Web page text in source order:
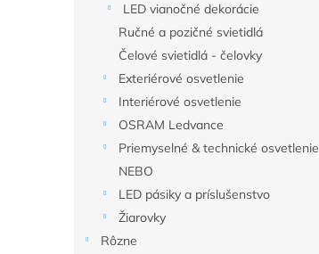
LED vianočné dekorácie
Ručné a pozičné svietidlá
Čelové svietidlá - čelovky
Exteriérové osvetlenie
Interiérové osvetlenie
OSRAM Ledvance
Priemyselné & technické osvetlenie
NEBO
LED pásiky a príslušenstvo
Žiarovky
Rôzne